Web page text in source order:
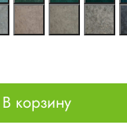
В корзину